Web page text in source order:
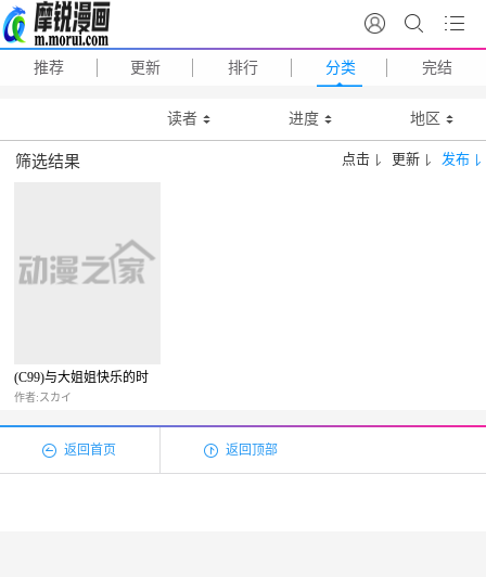
推荐 更新 排行 分类 完结
读者 进度 地区
筛选结果 发布
更新
点击
(C99)与大姐姐快乐的时
光
作者:スカイ
返回首页 返回顶部